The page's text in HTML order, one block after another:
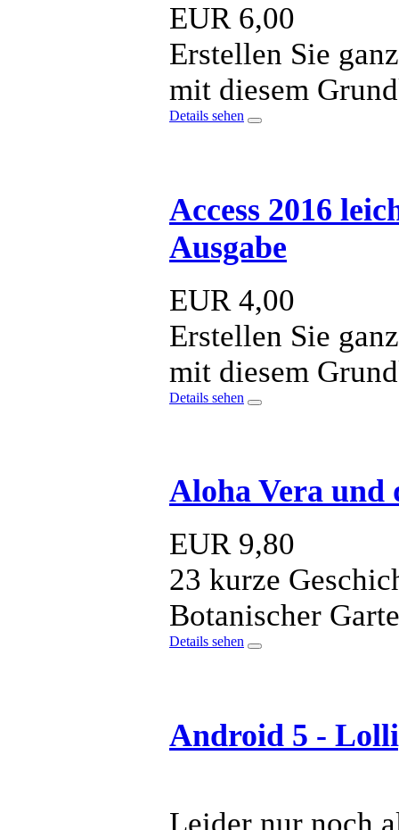
EUR6,00
Erstellen Sie
mit diesem
Details sehen
Access 2016
Ausgabe
EUR 4,00
Erstellen Sie
mit diesem
Details sehen
Aloha Vera und
EUR9,80
23 kurze
Botanischer
Details sehen
Android 5 -